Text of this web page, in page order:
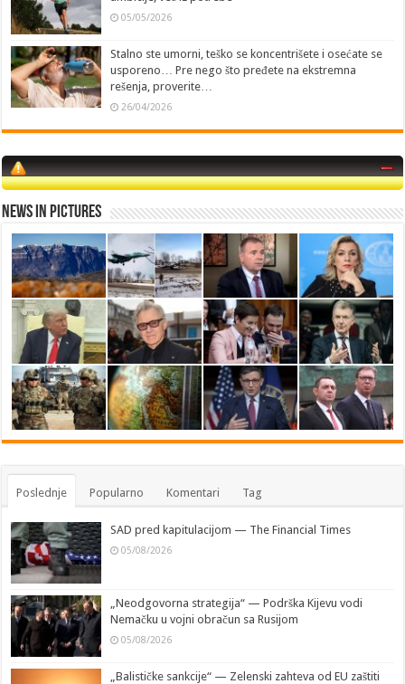
05/05/2026
Stalno ste umorni, teško se koncentrišete i osećate se
usporeno… Pre nego što pređete na ekstremna
rešenja, proverite…
26/04/2026
News in Pictures
Poslednje Popularno Komentari Tag
SAD pred kapitulacijom — The Financial Times
05/08/2026
„Neodgovorna strategija“ — Podrška Kijevu vodi
Nemačku u vojni obračun sa Rusijom
05/08/2026
„Balističke sankcije“ — Zelenski zahteva od EU zaštiti